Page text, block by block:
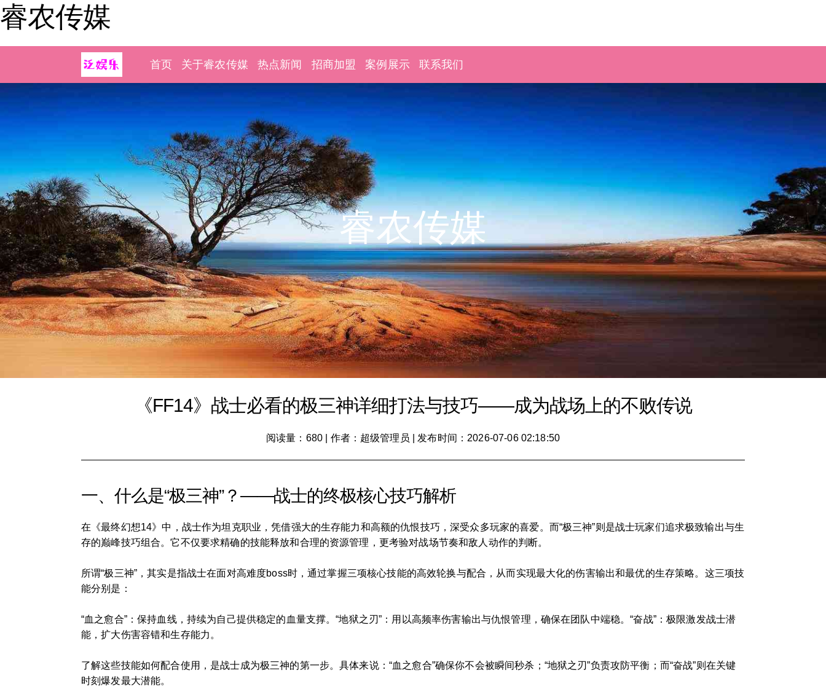
睿农传媒
首页 关于睿农传媒 热点新闻 招商加盟 案例展示 联系我们
睿农传媒
《FF14》战士必看的极三神详细打法与技巧——成为战场上的不败传说
阅读量：680 作者：超级管理员 发布时间：2026-07-06 02:18:50
一、什么是“极三神”？——战士的终极核心技巧解析
在《最终幻想14》中，战士作为坦克职业，凭借强大的生存能力和高额的仇恨技巧，深受众多玩家的喜爱。而“极三神”则是战士玩家们追求极致输出与生
存的巅峰技巧组合。它不仅要求精确的技能释放和合理的资源管理，更考验对战场节奏和敌人动作的判断。
所谓“极三神”，其实是指战士在面对高难度boss时，通过掌握三项核心技能的高效轮换与配合，从而实现最大化的伤害输出和最优的生存策略。这三项技
能分别是：
“血之愈合”：保持血线，持续为自己提供稳定的血量支撑。“地狱之刃”：用以高频率伤害输出与仇恨管理，确保在团队中端稳。“奋战”：极限激发战士潜
能，扩大伤害容错和生存能力。
了解这些技能如何配合使用，是战士成为极三神的第一步。具体来说：“血之愈合”确保你不会被瞬间秒杀；“地狱之刃”负责攻防平衡；而“奋战”则在关键
时刻爆发最大潜能。